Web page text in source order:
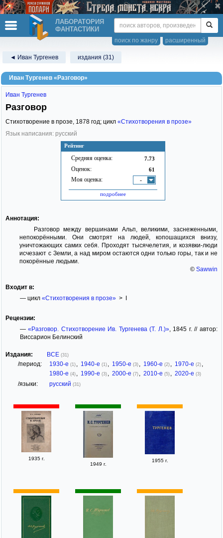
ЛАБОРАТОРИЯ
ФАНТАСТИКИ
расширенный
поиск по жанру
◄ Иван Тургенев издания (31)
Иван Тургенев «Разговор»
Рейтинг
Средняя оценка: 7.73
Оценок: 61
Моя оценка: -
подробнее
Иван Тургенев
Разговор
Стихотворение в прозе, 1878 год; цикл «Стихотворения в прозе»
Язык написания: русский
Аннотация:
Разговор между вершинами Альп, великими, заснеженными,
непокорёнными. Они смотрят на людей, копошащихся внизу,
уничтожающих самих себя. Проходят тысячелетия, и козявки-люди
исчезают с Земли, а над миром остаются одни только горы, так и не
покорённые людьми.
© Sawwin
Входит в:
— цикл «Стихотворения в прозе»> I
Рецензии:
—«Разговор. Стихотворение Ив. Тургенева (Т. Л.)», 1845 г. // автор:
Виссарион Белинский
Издания: ВСЕ (31)
/период: 1930-е (1) 1940-е (1) 1950-е (3) 1960-е (2) 1970-е (2)
1980-е (4) 1990-е (3) 2000-е (7) 2010-е (5) 2020-е (3)
/языки: русский (31)
1935 г.
1949 г.
1955 г.